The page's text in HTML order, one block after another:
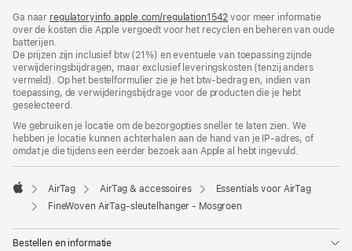
nieuw
venster
Ga naar regulatoryinfo.apple.com/regulation1542 (wordt
in
venster
geopend)
voor meer informatie
over de kosten die Apple vergoedt voor het recyclen en beheren van oude
batterijen.
De prijzen zijn inclusief btw (21%) en eventuele van toepassing zijnde
verwijderingsbijdragen, maar exclusief leveringskosten (tenzij anders
vermeld). Op het bestelformulier zie je het btw-bedrag en, indien van
toepassing, de verwijderingsbijdrage voor de producten die je hebt
geselecteerd.
We gebruiken je locatie om de bezorgopties sneller te laten zien. We
hebben je locatie kunnen achterhalen aan de hand van je IP-adres, of
omdat je die tijdens een eerder bezoek aan Apple al hebt ingevuld.
Apple
AirTag AirTag & accessoires
Essentials voor AirTag
FineWoven AirTag‑sleutelhanger - Mosgroen
Bestellen en informatie